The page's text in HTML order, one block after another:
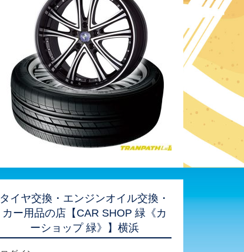
タイヤ交換・エンジンオイル交換・
カー用品の店【CAR SHOP 緑《カ
ーショップ 緑》】横浜